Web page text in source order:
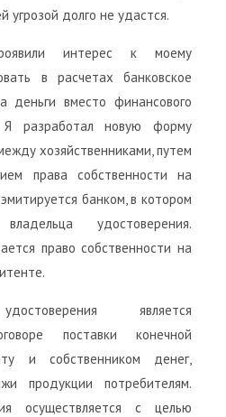
угрозой долго не удастся.
интерес к моему
в расчетах банковское
деньги вместо финансового
Я разработал новую форму
хозяйственниками, путем
права собственности на
банком, в котором
удостоверения.
право собственности на
является
поставки конечной
и собственником денег,
продукции потребителям.
осуществляется с целью